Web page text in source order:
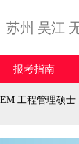
苏州 吴江
报考指南
工程管理硕士